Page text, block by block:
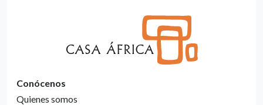
Conócenos
Quienes somos